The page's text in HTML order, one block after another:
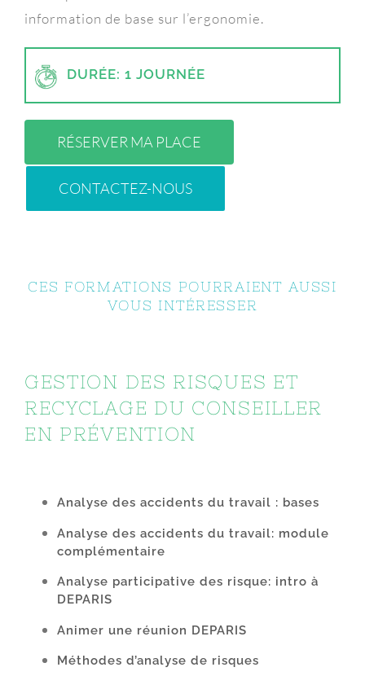
information de base sur l’ergonomie.
DURÉE: 1 JOURNÉE
RÉSERVER MA PLACE
CONTACTEZ-NOUS
CES FORMATIONS POURRAIENT AUSSI
VOUS INTÉRESSER
GESTION DES RISQUES ET
RECYCLAGE DU CONSEILLER
EN PRÉVENTION
Analyse des accidents du travail : bases
Analyse des accidents du travail: module
complémentaire
Analyse participative des risque: intro à
DEPARIS
Animer une réunion DEPARIS
Méthodes d’analyse de risques